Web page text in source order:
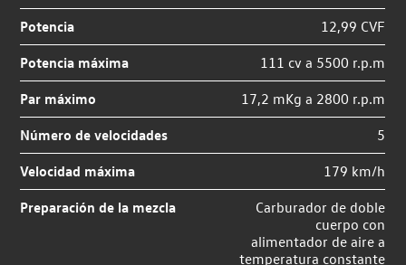
Potencia
12,99 CVF
Potencia máxima
111 cv a 5500 r.p.m
Par máximo
17,2 mKg a 2800 r.p.m
Número de velocidades
5
Velocidad máxima
179 km/h
Preparación de la mezcla
Carburador de doble
cuerpo con
alimentador de aire a
temperatura constante